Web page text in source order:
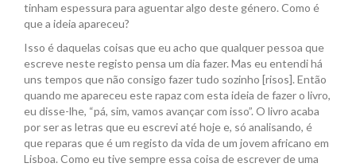
tinham espessura para aguentar algo deste género. Como é
que a ideia apareceu?
Isso é daquelas coisas que eu acho que qualquer pessoa que
escreve neste registo pensa um dia fazer. Mas eu entendi há
uns tempos que não consigo fazer tudo sozinho [risos]. Então
quando me apareceu este rapaz com esta ideia de fazer o livro,
eu disse-lhe, “pá, sim, vamos avançar com isso”. O livro acaba
por ser as letras que eu escrevi até hoje e, só analisando, é
que reparas que é um registo da vida de um jovem africano em
Lisboa. Como eu tive sempre essa coisa de escrever de uma